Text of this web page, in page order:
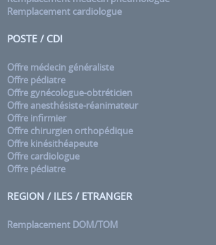
Remplacement cardiologue
POSTE / CDI
Offre médecin généraliste
Offre pédiatre
Offre gynécologue-obtréticien
Offre anesthésiste-réanimateur
Offre infirmier
Offre chirurgien orthopédique
Offre kinésithéapeute
Offre cardiologue
Offre pédiatre
REGION / ILES / ETRANGER
Remplacement DOM/TOM